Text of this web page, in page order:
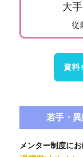
大
従
資料
若手・
メンター制度に